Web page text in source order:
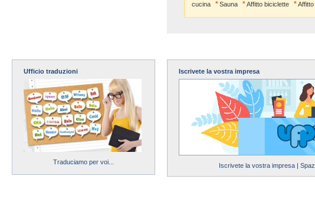
cucina
Sauna Affitto biciclette
Ufficio traduzioni
Traduciamo per voi...
Iscrivete la vostra impresa
Iscrivete la vostra impresa|